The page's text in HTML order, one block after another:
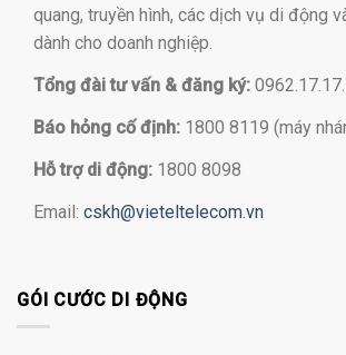
quang, truyền hình, các dịch vụ di động
dành cho doanh nghiệp.
Tổng đài tư vấn & đăng ký:
Báo hỏng cố định: 1800 8119 (máy
Hỗ trợ di động: 1800 8098
Email: cskh@vieteltelecom.vn
GÓI CƯỚC DI ĐỘNG